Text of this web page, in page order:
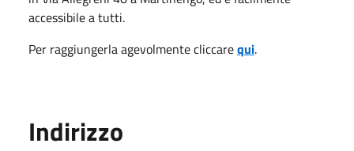
accessibile a tutti.
Per raggiungerla agevolmente cliccarequi.
Indirizzo